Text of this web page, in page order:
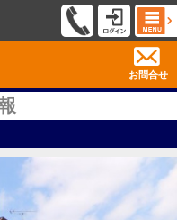
お問合せ